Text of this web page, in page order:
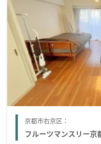
京都市右京区：
フルーツマンスリー